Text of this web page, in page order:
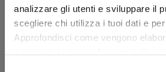
analizzare gli utenti e sviluppare il
scegliere chi utilizza i tuoi dati e
Approfondisci come vengono